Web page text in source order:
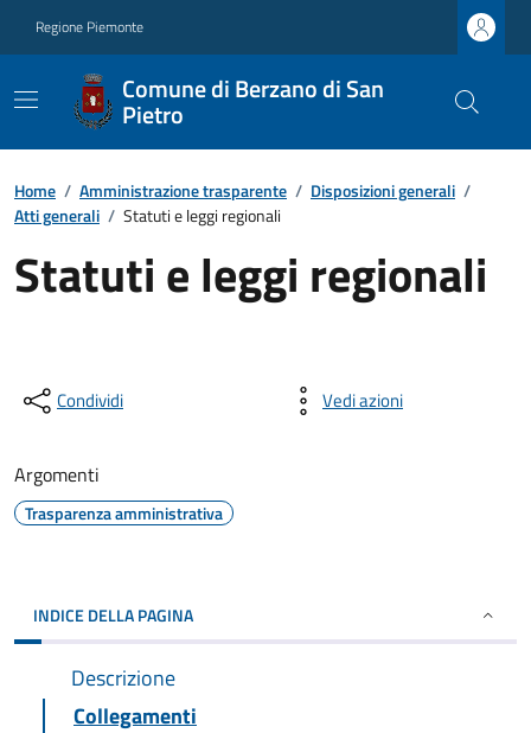
Regione Piemonte
Comune di Berzano di San
Pietro
Home / Amministrazione trasparente / Disposizioni generali /
Atti generali / Statuti e leggi regionali
Statuti e leggi regionali
Condividi Vedi azioni
Argomenti
Trasparenza amministrativa
INDICE DELLA PAGINA
Descrizione
Collegamenti